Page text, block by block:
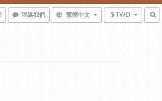
聯絡我們 繁體中文 $ TWD